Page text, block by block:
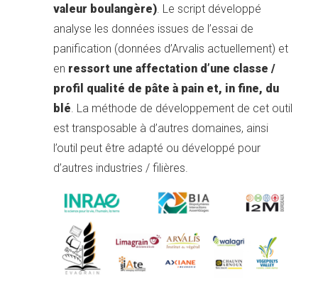
valeur boulangère) . Le script développé
analyse les données issues de l’essai de
panification (données d’Arvalis actuellement) et
en ressort une affectation d’une classe /
profil qualité de pâte à pain et, in fine, du
blé . La méthode de développement de cet outil
est transposable à d’autres domaines, ainsi
l’outil peut être adapté ou développé pour
d’autres industries / filières.